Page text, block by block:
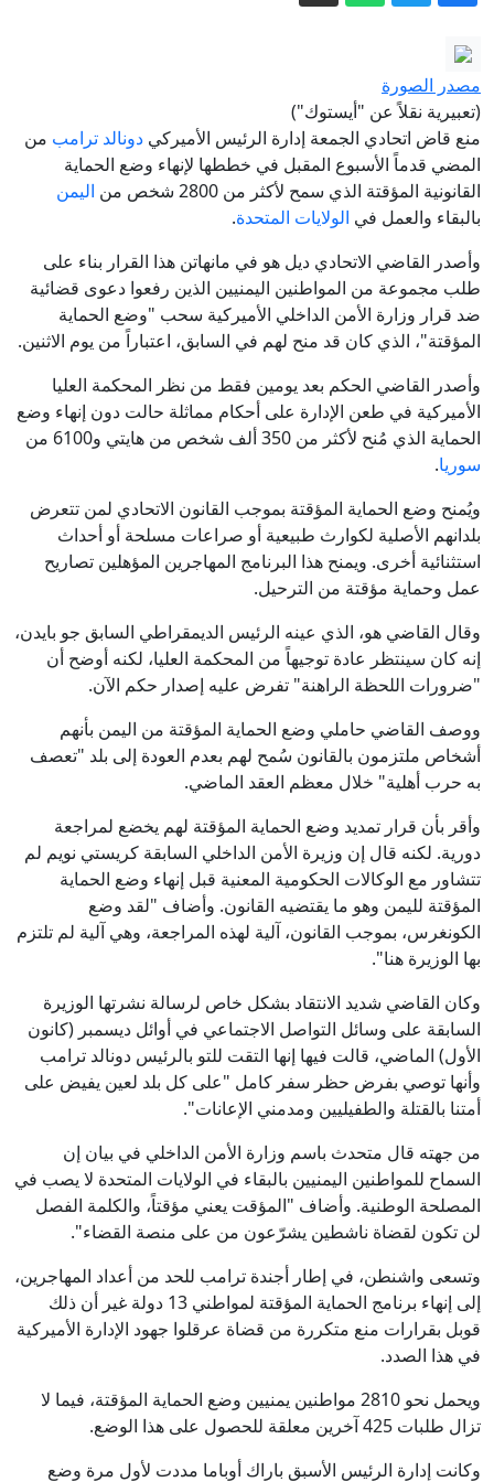
الحوثية لن تمر بلا كلفة سياسية وميدانية
توجيهات رئاسية برفع الجاهزية في
حضرموت وتُفعّل خطط الطوارئ تحسباً
لأي تصعيد حوثي
أخبار وتقارير - فتح يدعو لتفعيل صندوق
أخبار وتقارير - الجعدي: حسم معركة
الحـ.ـوثي يظل حبرًا على ورق ما لم تتحرك
جبهات حضرموت والمهرة ومأرب وتعز
أخبار وتقارير - المفلحي: القوات المسلحة
ضربات موجعة للحـ.ـوثيين
مصدر الصورة
(تعبيرية نقلاً عن "أيستوك")
منع قاض اتحادي الجمعة إدارة الرئيس الأميركي دونالد ترامب من
المضي قدماً الأسبوع المقبل في خططها لإنهاء وضع الحماية
القانونية المؤقتة الذي سمح لأكثر من 2800 شخص من
اليمن
بالبقاء والعمل في الولايات المتحدة.
وأصدر القاضي الاتحادي ديل هو في مانهاتن هذا القرار بناء على
طلب مجموعة من المواطنين اليمنيين الذين رفعوا دعوى قضائية
ضد قرار وزارة الأمن الداخلي الأميركية سحب "وضع الحماية
المؤقتة"، الذي كان قد منح لهم في السابق، اعتباراً من يوم الاثنين.
وأصدر القاضي الحكم بعد يومين فقط من نظر المحكمة العليا
الأميركية في طعن الإدارة على أحكام مماثلة حالت دون إنهاء وضع
الحماية الذي مُنح لأكثر من 350 ألف شخص من هايتي و6100 من
سوريا.
ويُمنح وضع الحماية المؤقتة بموجب القانون الاتحادي لمن تتعرض
بلدانهم الأصلية لكوارث طبيعية أو صراعات مسلحة أو أحداث
استثنائية أخرى. ويمنح هذا البرنامج المهاجرين المؤهلين تصاريح
عمل وحماية مؤقتة من الترحيل.
وقال القاضي هو، الذي عينه الرئيس الديمقراطي السابق جو بايدن،
إنه كان سينتظر عادة توجيهاً من المحكمة العليا، لكنه أوضح أن
"ضرورات اللحظة الراهنة" تفرض عليه إصدار حكم الآن.
ووصف القاضي حاملي وضع الحماية المؤقتة من اليمن بأنهم
أشخاص ملتزمون بالقانون سُمح لهم بعدم العودة إلى بلد "تعصف
به حرب أهلية" خلال معظم العقد الماضي.
وأقر بأن قرار تمديد وضع الحماية المؤقتة لهم يخضع لمراجعة
دورية. لكنه قال إن وزيرة الأمن الداخلي السابقة كريستي نويم لم
تتشاور مع الوكالات الحكومية المعنية قبل إنهاء وضع الحماية
المؤقتة لليمن وهو ما يقتضيه القانون. وأضاف "لقد وضع
الكونغرس، بموجب القانون، آلية لهذه المراجعة، وهي آلية لم تلتزم
بها الوزيرة هنا".
وكان القاضي شديد الانتقاد بشكل خاص لرسالة نشرتها الوزيرة
السابقة على وسائل التواصل الاجتماعي في أوائل ديسمبر (كانون
الأول) الماضي، قالت فيها إنها التقت للتو بالرئيس دونالد ترامب
وأنها توصي بفرض حظر سفر كامل "على كل بلد لعين يفيض على
أمتنا بالقتلة والطفيليين ومدمني الإعانات".
من جهته قال متحدث باسم وزارة الأمن الداخلي في بيان إن
السماح للمواطنين اليمنيين بالبقاء في الولايات المتحدة لا يصب في
المصلحة الوطنية. وأضاف "المؤقت يعني مؤقتاً، والكلمة الفصل
لن تكون لقضاة ناشطين يشرّعون من على منصة القضاء".
وتسعى واشنطن، في إطار أجندة ترامب للحد من أعداد المهاجرين،
إلى إنهاء برنامج الحماية المؤقتة لمواطني 13 دولة غير أن ذلك
قوبل بقرارات منع متكررة من قضاة عرقلوا جهود الإدارة الأميركية
في هذا الصدد.
ويحمل نحو 2810 مواطنين يمنيين وضع الحماية المؤقتة، فيما لا
تزال طلبات 425 آخرين معلقة للحصول على هذا الوضع.
وكانت إدارة الرئيس الأسبق باراك أوباما مددت لأول مرة وضع